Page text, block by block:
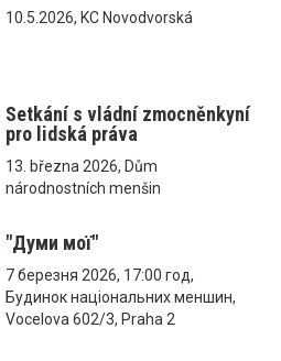
10.5.2026, KC Novodvorská
Setkání s vládní zmocněnkyní
pro lidská práva
13. března 2026, Dům
národnostních menšin
"Думи мої"
7 березня 2026, 17:00 год,
Будинок національних меншин,
Vocelova 602/3, Praha 2